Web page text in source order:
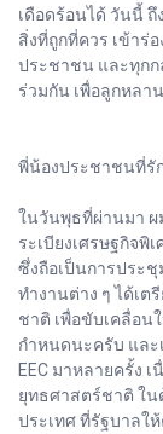
เดือดร้อนได้ วันนี้ ถึ
สิ่งที่ถูกที่ควร เข้าร่
ประชาชน และทุกก
ร่วมกัน เพื่อลูกหลา
พี่น้องประชาชนที่รั
ในวันพุธที่ผ่านมา ผ
ระเบียงเศรษฐกิจพิ
ซึ่งถือเป็นการประชุ
ทำงานต่าง ๆ ได้เต
ชาติ เพื่อขับเคลื่อน
กำหนดนะครับ และ
EEC มาหลายครั้ง
ยุทธศาสตร์ชาติ ใ
ประเทศ ที่รัฐบาลใ